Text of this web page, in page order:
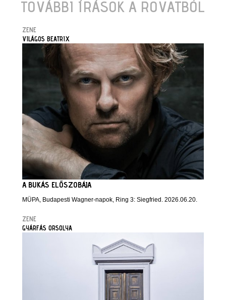
TOVÁBBI ÍRÁSOK A ROVATBÓL
ZENE
VILÁGOS BEATRIX
A BUKÁS ELŐSZOBÁJA
MÜPA, Budapesti Wagner-napok, Ring 3: Siegfried. 2026.06.20.
ZENE
GYÁRFÁS ORSOLYA